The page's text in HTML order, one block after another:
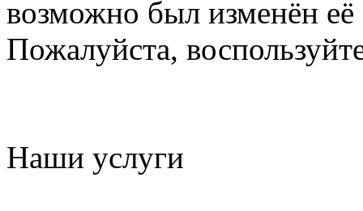
возможно был изменён её
Пожалуйста,
Наши услуги